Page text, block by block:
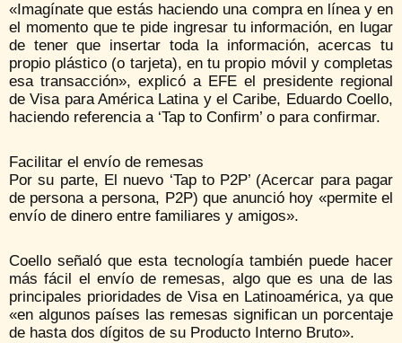
«Imagínate que estás haciendo una compra en línea y en
el momento que te pide ingresar tu información, en lugar
de tener que insertar toda la información, acercas tu
propio plástico (o tarjeta), en tu propio móvil y completas
esa transacción», explicó a EFE el presidente regional
de Visa para América Latina y el Caribe, Eduardo Coello,
haciendo referencia a ‘Tap to Confirm’ o para confirmar.
Facilitar el envío de remesas
Por su parte, El nuevo ‘Tap to P2P’ (Acercar para pagar
de persona a persona, P2P) que anunció hoy «permite el
envío de dinero entre familiares y amigos».
Coello señaló que esta tecnología también puede hacer
más fácil el envío de remesas, algo que es una de las
principales prioridades de Visa en Latinoamérica, ya que
«en algunos países las remesas significan un porcentaje
de hasta dos dígitos de su Producto Interno Bruto».